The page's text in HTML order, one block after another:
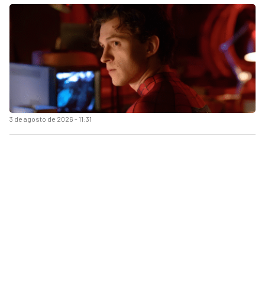
3 de agosto de 2026 - 11:31